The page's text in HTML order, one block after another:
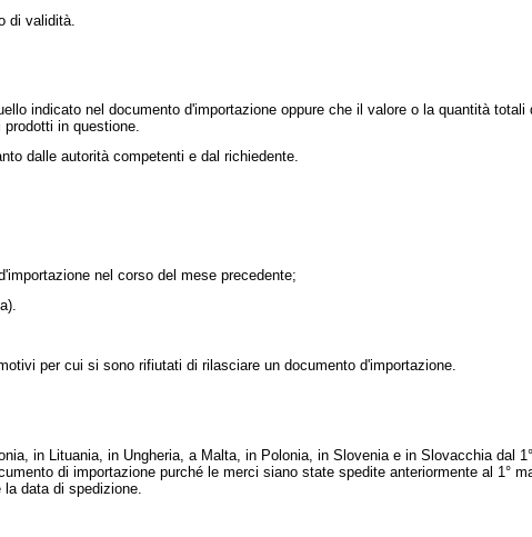
di validità.
indicato nel documento d'importazione oppure che il valore o la quantità totali
in questione.
dalle autorità competenti e dal richiedente.
nel corso del mese precedente;
per cui si sono rifiutati di rilasciare un documento d'importazione.
in Lituania, in Ungheria, a Malta, in Polonia, in Slovenia e in Slovacchia dal
di importazione purché le merci siano state spedite anteriormente al 1°
data di spedizione.